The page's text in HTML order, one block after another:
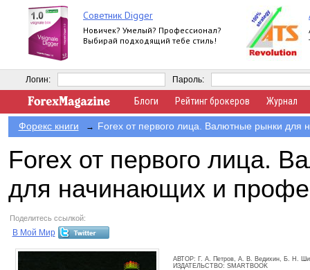
Советник Digger
Новичек? Умелый? Профессионал?
Выбирай подходящий тебе стиль!
Логин: Пароль:
Блоги Рейтинг брокеров Журнал
Форекс книги → Forex от первого лица. Валютные рынки для
Forex от первого лица.
для начинающих и
Поделитесь ссылкой:
В Мой Мир
АВТОР: Г. А. Петров, А. В. Ведихин, Б. Н.
ИЗДАТЕЛЬСТВО: SMARTBOOK